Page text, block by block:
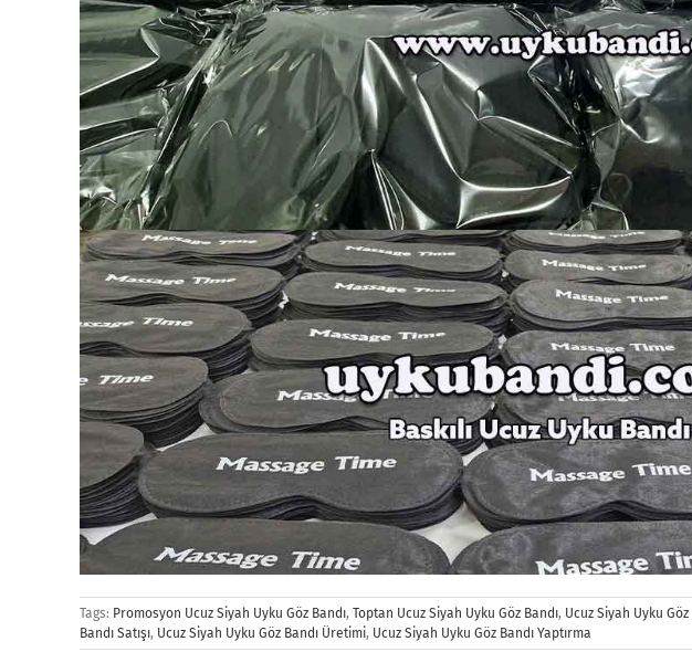
Tags: Promosyon Ucuz Siyah Uyku Göz Bandı, Toptan Ucuz Siyah Uyku Göz Bandı, Ucuz Siyah Uyku Göz
Bandı Satışı, Ucuz Siyah Uyku Göz Bandı Üretimi, Ucuz Siyah Uyku Göz Bandı Yaptırma